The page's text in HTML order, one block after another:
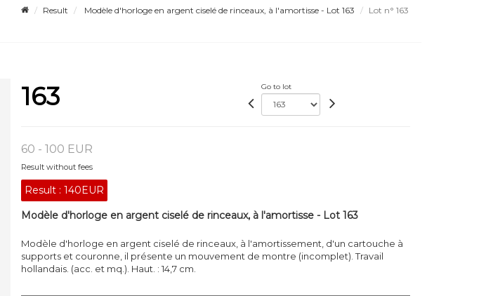
Result Modèle d'horloge en argent ciselé de rinceaux, à l'amortisse - Lot 163 Lot n° 163
163 Go to lot
60 - 100 EUR
Result without fees
Result : 140EUR
Modèle d'horloge en argent ciselé de rinceaux, à l'amortisse - Lot 163
Modèle d'horloge en argent ciselé de rinceaux, à l'amortissement, d'un cartouche à
supports et couronne, il présente un mouvement de montre (incomplet). Travail
hollandais. (acc. et mq.). Haut. : 14,7 cm.